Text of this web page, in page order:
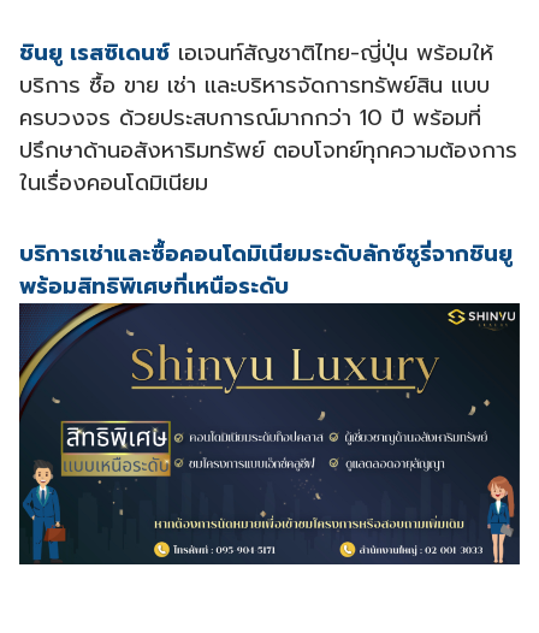
ชินยู เรสซิเดนซ์ เอเจนท์สัญชาติไทย-ญี่ปุ่น พร้อมให้
บริการ ซื้อ ขาย เช่า เเละบริหารจัดการทรัพย์สิน แบบ
ครบวงจร ด้วยประสบการณ์มากกว่า 10 ปี พร้อมที่
ปรึกษาด้านอสังหาริมทรัพย์ ตอบโจทย์ทุกความต้องการ
ในเรื่องคอนโดมิเนียม
บริการเช่าและซื้อคอนโดมิเนียมระดับลักซ์ชูรี่จากชินยู
พร้อมสิทธิพิเศษที่เหนือระดับ